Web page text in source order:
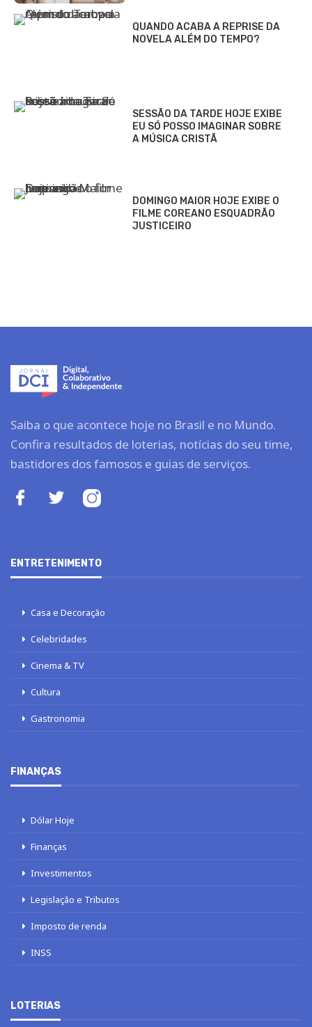
QUANDO ACABA A REPRISE DA
NOVELA ALÉM DO TEMPO?
SESSÃO DA TARDE HOJE EXIBE
EU SÓ POSSO IMAGINAR SOBRE
A MÚSICA CRISTÃ
DOMINGO MAIOR HOJE EXIBE O
FILME COREANO ESQUADRÃO
JUSTICEIRO
Saiba o que acontece hoje no Brasil e no Mundo.
Confira resultados de loterias, notícias do seu time,
bastidores dos famosos e guias de serviços.
ENTRETENIMENTO
Casa e Decoração
Celebridades
Cinema & TV
Cultura
Gastronomia
FINANÇAS
Dólar Hoje
Finanças
Investimentos
Legislação e Tributos
Imposto de renda
INSS
LOTERIAS